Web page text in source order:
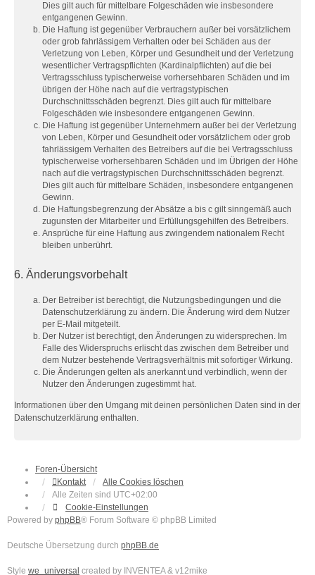
Dies gilt auch für mittelbare Folgeschäden wie insbesondere
entgangenen Gewinn.
Die Haftung ist gegenüber Verbrauchern außer bei vorsätzlichem
oder grob fahrlässigem Verhalten oder bei Schäden aus der
Verletzung von Leben, Körper und Gesundheit und der Verletzung
wesentlicher Vertragspflichten (Kardinalpflichten) auf die bei
Vertragsschluss typischerweise vorhersehbaren Schäden und im
übrigen der Höhe nach auf die vertragstypischen
Durchschnittsschäden begrenzt. Dies gilt auch für mittelbare
Folgeschäden wie insbesondere entgangenen Gewinn.
Die Haftung ist gegenüber Unternehmern außer bei der Verletzung
von Leben, Körper und Gesundheit oder vorsätzlichem oder grob
fahrlässigem Verhalten des Betreibers auf die bei Vertragsschluss
typischerweise vorhersehbaren Schäden und im Übrigen der Höhe
nach auf die vertragstypischen Durchschnittsschäden begrenzt.
Dies gilt auch für mittelbare Schäden, insbesondere entgangenen
Gewinn.
Die Haftungsbegrenzung der Absätze a bis c gilt sinngemäß auch
zugunsten der Mitarbeiter und Erfüllungsgehilfen des Betreibers.
Ansprüche für eine Haftung aus zwingendem nationalem Recht
bleiben unberührt.
6. Änderungsvorbehalt
Der Betreiber ist berechtigt, die Nutzungsbedingungen und die
Datenschutzerklärung zu ändern. Die Änderung wird dem Nutzer
per E-Mail mitgeteilt.
Der Nutzer ist berechtigt, den Änderungen zu widersprechen. Im
Falle des Widerspruchs erlischt das zwischen dem Betreiber und
dem Nutzer bestehende Vertragsverhältnis mit sofortiger Wirkung.
Die Änderungen gelten als anerkannt und verbindlich, wenn der
Nutzer den Änderungen zugestimmt hat.
Informationen über den Umgang mit deinen persönlichen Daten sind in der
Datenschutzerklärung enthalten.
Foren-Übersicht
Kontakt
Alle Cookies löschen
Alle Zeiten sind UTC+02:00
Cookie-Einstellungen
Powered by phpBB® Forum Software © phpBB Limited
Deutsche Übersetzung durch phpBB.de
Style we_universal created by INVENTEA & v12mike